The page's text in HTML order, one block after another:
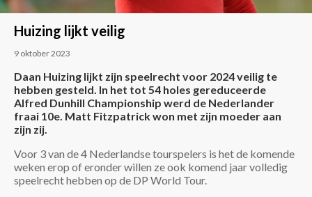
Huizing lijkt veilig
9 oktober 2023
Daan Huizing lijkt zijn speelrecht voor 2024 veilig te
hebben gesteld. In het tot 54 holes gereduceerde
Alfred Dunhill Championship werd de Nederlander
fraai 10e. Matt Fitzpatrick won met zijn moeder aan
zijn zij.
Voor 3 van de 4 Nederlandse tourspelers is het de komende
weken erop of eronder willen ze ook komend jaar volledig
speelrecht hebben op de DP World Tour.